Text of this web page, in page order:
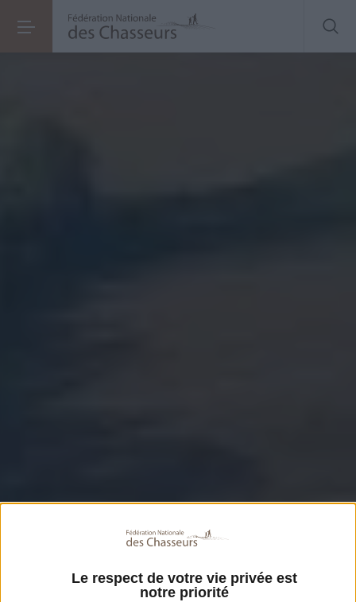
Le respect de votre vie privée est
notre priorité